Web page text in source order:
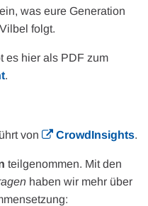
was eure Generation
folgt.
es hier als PDF zum
.
von CrowdInsights.
teilgenommen. Mit den
haben wir mehr über